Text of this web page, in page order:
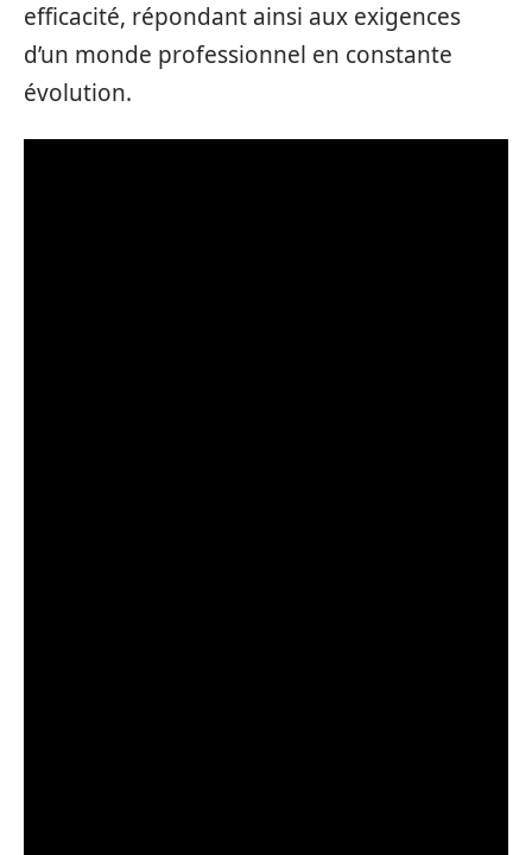
efficacité, répondant ainsi aux exigences
d’un monde professionnel en constante
évolution.